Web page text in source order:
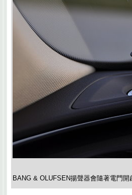
BANG & OLUFSEN揚聲器會隨著電門